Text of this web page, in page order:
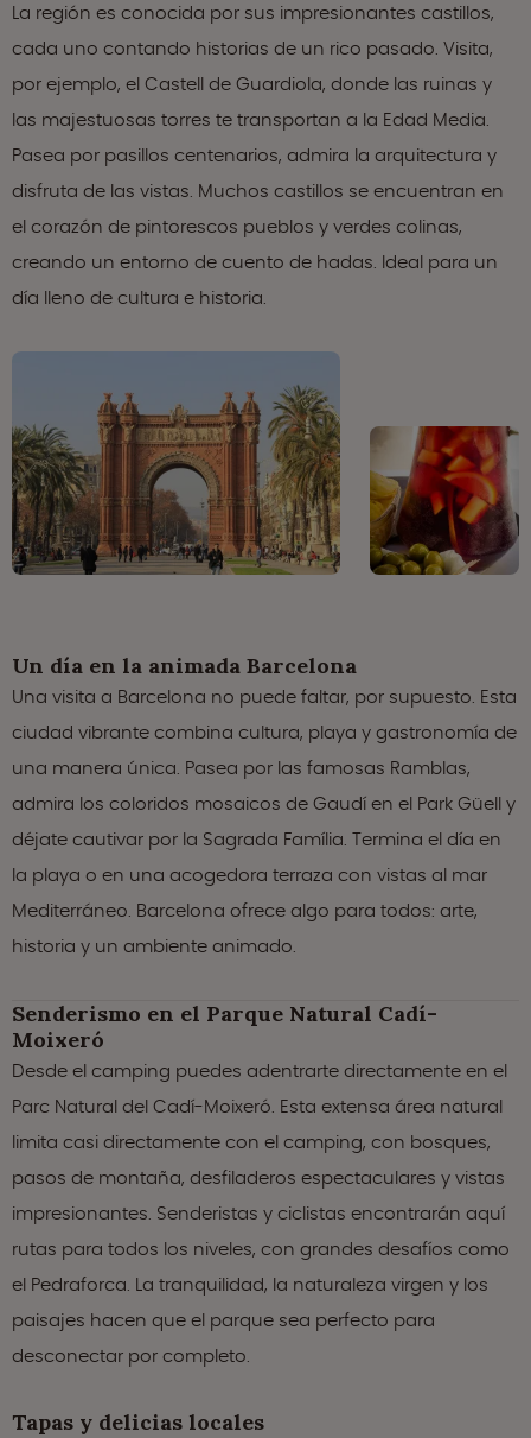
La región es conocida por sus impresionantes castillos,
cada uno contando historias de un rico pasado. Visita,
por ejemplo, el Castell de Guardiola, donde las ruinas y
las majestuosas torres te transportan a la Edad Media.
Pasea por pasillos centenarios, admira la arquitectura y
disfruta de las vistas. Muchos castillos se encuentran en
el corazón de pintorescos pueblos y verdes colinas,
creando un entorno de cuento de hadas. Ideal para un
día lleno de cultura e historia.
Un día en la animada Barcelona
Una visita a Barcelona no puede faltar, por supuesto. Esta
ciudad vibrante combina cultura, playa y gastronomía de
una manera única. Pasea por las famosas Ramblas,
admira los coloridos mosaicos de Gaudí en el Park Güell y
déjate cautivar por la Sagrada Família. Termina el día en
la playa o en una acogedora terraza con vistas al mar
Mediterráneo. Barcelona ofrece algo para todos: arte,
historia y un ambiente animado.
Senderismo en el Parque Natural Cadí-
Moixeró
Desde el camping puedes adentrarte directamente en el
Parc Natural del Cadí-Moixeró. Esta extensa área natural
limita casi directamente con el camping, con bosques,
pasos de montaña, desfiladeros espectaculares y vistas
impresionantes. Senderistas y ciclistas encontrarán aquí
rutas para todos los niveles, con grandes desafíos como
el Pedraforca. La tranquilidad, la naturaleza virgen y los
paisajes hacen que el parque sea perfecto para
desconectar por completo.
Tapas y delicias locales